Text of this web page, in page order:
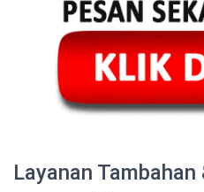
Layanan Tambahan